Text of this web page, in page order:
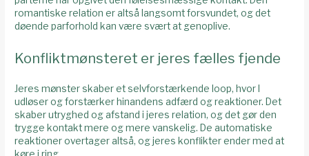
romantiske relation er altså langsomt forsvundet, og det
døende parforhold kan være svært at genoplive.
Konfliktmønsteret er jeres fælles fjende
Jeres mønster skaber et selvforstærkende loop, hvor I
udløser og forstærker hinandens adfærd og reaktioner. Det
skaber utryghed og afstand i jeres relation, og det gør den
trygge kontakt mere og mere vanskelig. De automatiske
reaktioner overtager altså, og jeres konflikter ender med at